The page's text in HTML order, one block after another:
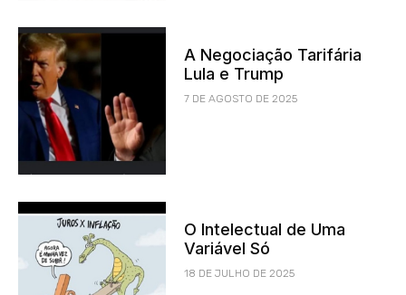
A Negociação Tarifária
Lula e Trump
7 DE AGOSTO DE 2025
O Intelectual de Uma
Variável Só
18 DE JULHO DE 2025